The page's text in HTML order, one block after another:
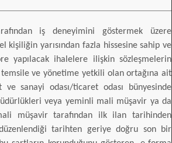
iş deneyimini göstermek üzere
kişiliğin yarısından fazla hissesine sahip ve
yapılacak ihalelere ilişkin sözleşmelerin
ve yönetime yetkili olan ortağına ait
sanayi odası/ticaret odası bünyesinde
veya yeminli mali müşavir ya da
müşavir tarafından ilk ilan tarihinden
tarihten geriye doğru son bir